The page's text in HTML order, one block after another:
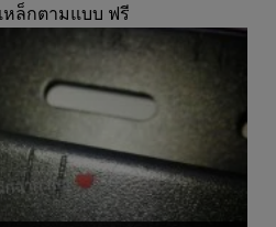
หล็กตามแบบ ฟรี